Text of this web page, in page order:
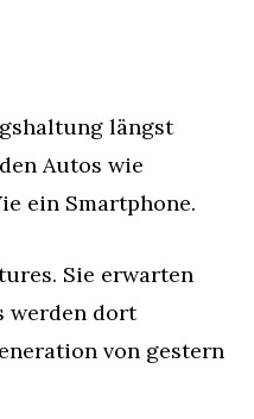
längst
Autos wie
ein Smartphone.
Sie erwarten
werden dort
von gestern